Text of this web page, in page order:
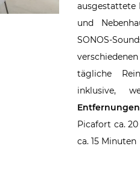
ausgestattete
und
SONOS-
tägliche
inklusive,
Picafort ca.
ca. 15 Minuten